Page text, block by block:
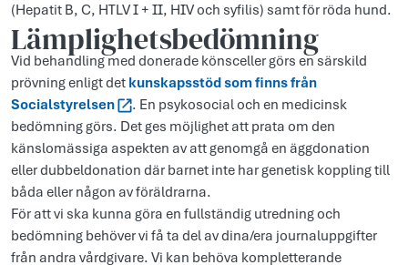
(Hepatit B, C, HTLV I + II, HIV och syfilis) samt för röda hund.
Lämplighetsbedömning
Vid behandling med donerade könsceller görs en särskild
prövning enligt det kunskapsstöd som finns från
Socialstyrelsen
. En psykosocial och en medicinsk
bedömning görs. Det ges möjlighet att prata om den
känslomässiga aspekten av att genomgå en äggdonation
eller dubbeldonation där barnet inte har genetisk koppling till
båda eller någon av föräldrarna.
För att vi ska kunna göra en fullständig utredning och
bedömning behöver vi få ta del av dina/era journaluppgifter
från andra vårdgivare. Vi kan behöva kompletterande